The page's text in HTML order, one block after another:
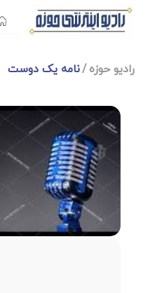
رادیو حوزه نامه یک دوست
1X